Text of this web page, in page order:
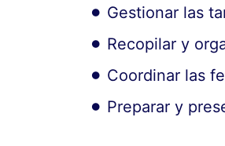
Gestionar las
Recopilar y
Coordinar las
Preparar y